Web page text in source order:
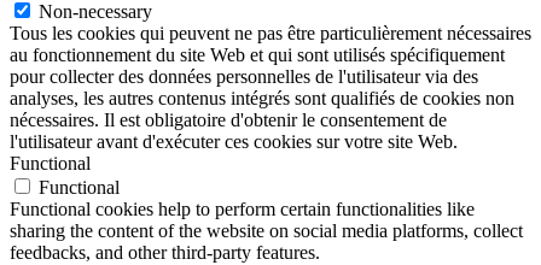
Non-necessary
Tous les cookies qui peuvent ne pas être particulièrement nécessaires
au fonctionnement du site Web et qui sont utilisés spécifiquement
pour collecter des données personnelles de l'utilisateur via des
analyses, les autres contenus intégrés sont qualifiés de cookies non
nécessaires. Il est obligatoire d'obtenir le consentement de
l'utilisateur avant d'exécuter ces cookies sur votre site Web.
Functional
Functional
Functional cookies help to perform certain functionalities like
sharing the content of the website on social media platforms, collect
feedbacks, and other third-party features.